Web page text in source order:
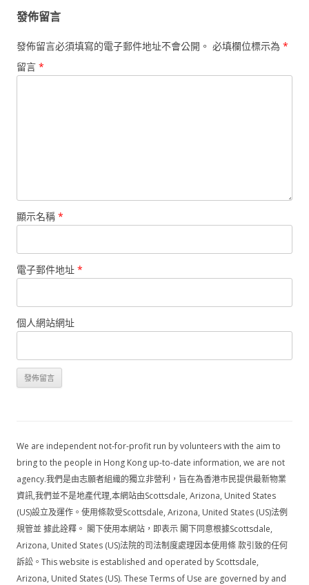
發佈留言
發佈留言必須填寫的電子郵件地址不會公開。 必填欄位標示為 *
留言 *
顯示名稱 *
電子郵件地址 *
個人網站網址
We are independent not-for-profit run by volunteers with the aim to
bring to the people in Hong Kong up-to-date information, we are not
agency.我們是由志願者組織的獨立非營利，旨在為香港市民提供最新物業
資訊,我們並不是地產代理,本網站由Scottsdale, Arizona, United States
(US)設立及運作。使用條款受Scottsdale, Arizona, United States (US)法例
規管並 據此詮釋。 閣下使用本網站，即表示 閣下同意根據Scottsdale,
Arizona, United States (US)法院的司法制度處理因本使用條 款引致的任何
訴訟。This website is established and operated by Scottsdale,
Arizona, United States (US). These Terms of Use are governed by and